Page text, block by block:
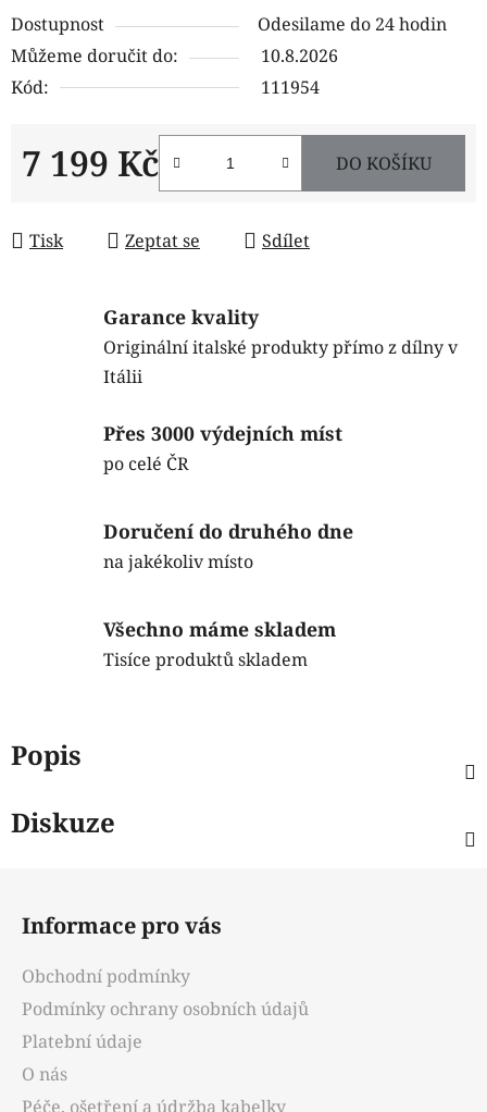
Dostupnost
Odesilame do 24 hodin
Můžeme doručit do:
10.8.2026
Kód:
111954
7 199 Kč DO KOŠÍKU
Tisk Zeptat se Sdílet
Garance kvality
Originální italské produkty přímo z dílny v
Itálii
Přes 3000 výdejních míst
po celé ČR
Doručení do druhého dne
na jakékoliv místo
Všechno máme skladem
Tisíce produktů skladem
Popis
Diskuze
Informace pro vás
Obchodní podmínky
Podmínky ochrany osobních údajů
Platební údaje
O nás
Péče, ošetření a údržba kabelky